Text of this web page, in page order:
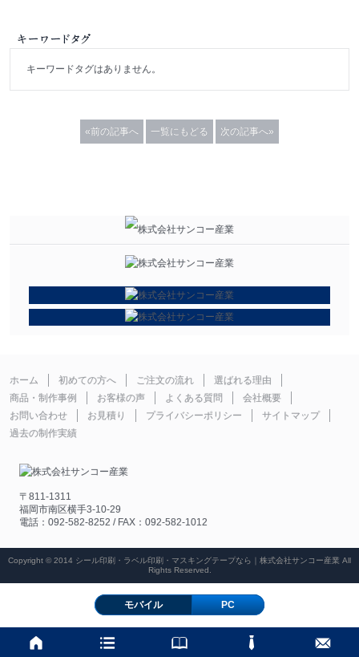
キーワードタグはありません。
«前の記事へ 一覧にもどる 次の記事へ»
ホーム 初めての方へ ご注文の流れ
選ばれる理由
商品・制作事例
お客様の声 よくある質問
会社概要
お問い合わせ
お見積り プライバシーポリシー
サイトマップ
過去の制作実績
〒811-1311
福岡市南区横手3-10-29
電話：092-582-8252 / FAX：092-582-1012
Copyright © 2014 シール印刷・ラベル印刷・マスキングテープなら｜株式会社サンコー産業 All
Rights Reserved.
モバイル PC